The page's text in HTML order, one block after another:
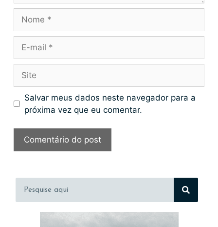
Salvar meus dados neste navegador para a
próxima vez que eu comentar.